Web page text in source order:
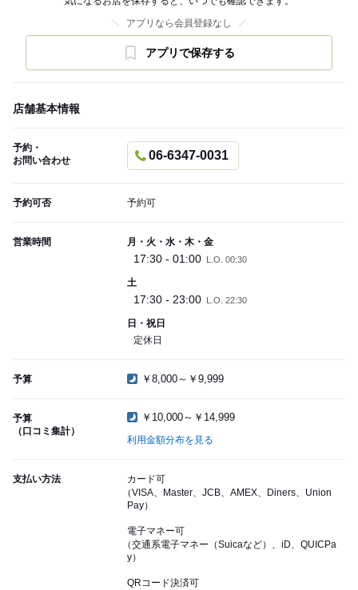
アプリなら会員登録なし
アプリで保存する
店舗基本情報
予約・
お問い合わせ
06-6347-0031
予約可否 予約可
営業時間 月・火・水・木・金
17:30 - 01:00 L.O. 00:30
土
17:30 - 23:00 L.O. 22:30
日・祝日
定休日
予算 ￥8,000～￥9,999
予算
（口コミ集計）
￥10,000～￥14,999
利用金額分布を見る
支払い方法
カード可
（VISA、Master、JCB、AMEX、Diners、Union
Pay）
電子マネー可
（交通系電子マネー（Suicaなど）、iD、QUICPa
y）
QRコード決済可